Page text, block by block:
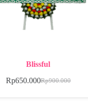
Blissful
Rp900.000
Rp650.000